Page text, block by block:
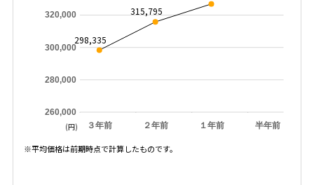
３年前 ２年前 １年前 半年前
260,000
280,000
300,000
320,000
298,335
315,795
(円)
※平均価格は前期時点で計算したものです。